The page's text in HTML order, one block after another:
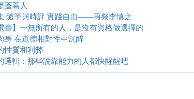
蓬蒿人
隨筆與時評 實踐自由——再祭李慎之
臺】一無所有的人，是沒有資格做選擇的
身 在道德相對性中沉醉
性質和利弊
邏輯：那些說靠能力的人都快醒醒吧